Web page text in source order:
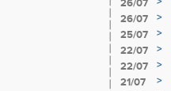
26/07
26/07
>
25/07
>
22/07 >
22/07
>
21/07
>